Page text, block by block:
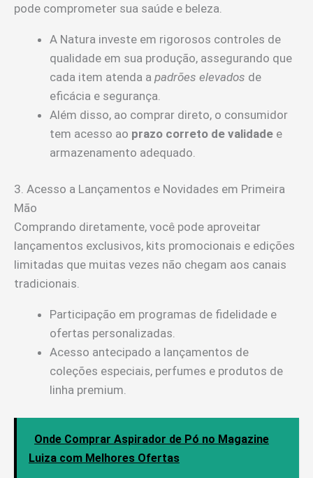
pode comprometer sua saúde e beleza.
A Natura investe em rigorosos controles de
qualidade em sua produção, assegurando que
cada item atenda a padrões elevados de
eficácia e segurança.
Além disso, ao comprar direto, o consumidor
tem acesso ao prazo correto de validade e
armazenamento adequado.
3. Acesso a Lançamentos e Novidades em Primeira
Mão
Comprando diretamente, você pode aproveitar
lançamentos exclusivos, kits promocionais e edições
limitadas que muitas vezes não chegam aos canais
tradicionais.
Participação em programas de fidelidade e
ofertas personalizadas.
Acesso antecipado a lançamentos de
coleções especiais, perfumes e produtos de
linha premium.
Onde Comprar Aspirador de Pó no Magazine
Luiza com Melhores Ofertas